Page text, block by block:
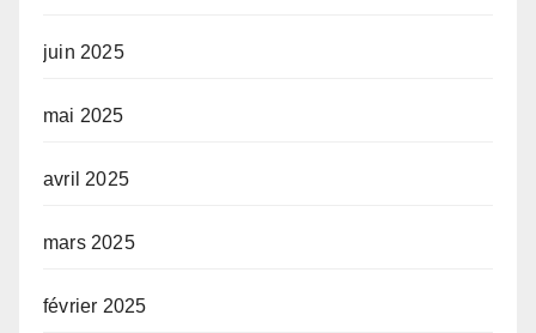
juin 2025
mai 2025
avril 2025
mars 2025
février 2025